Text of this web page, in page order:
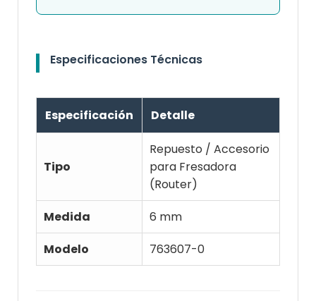
Especificaciones Técnicas
Especificación Detalle
Tipo
Repuesto / Accesorio
para Fresadora
(Router)
Medida
6 mm
Modelo
763607-0